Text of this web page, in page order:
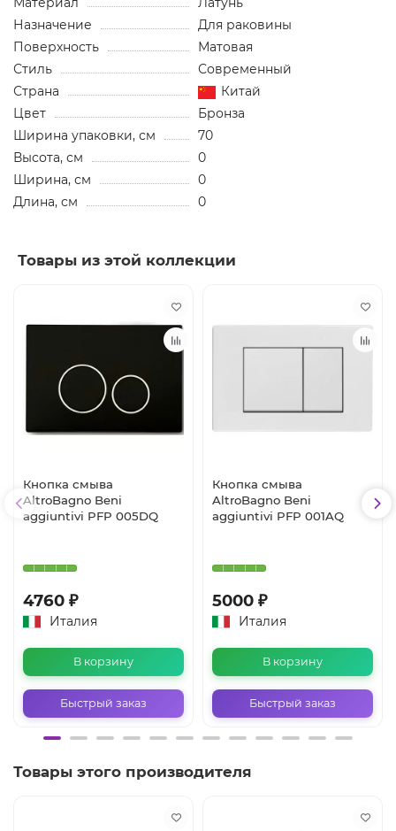
Назначение
Для раковины
Поверхность
Матовая
Стиль
Современный
Страна
Китай
Цвет
Бронза
Ширина упаковки, см
70
Высота, см
0
Ширина, см
0
Длина, см
0
Товары из этой коллекции
Кнопка смыва
AltroBagno Beni
aggiuntivi PFP 005DQ
4760 ₽
Италия
В корзину
Быстрый заказ
Кнопка смыва
AltroBagno Beni
aggiuntivi PFP 001AQ
5000 ₽
Италия
В корзину
Быстрый заказ
Товары этого производителя